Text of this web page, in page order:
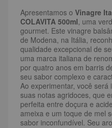
Apresentamos o Vinagre
COLAVITA 500ml, uma
gourmet. Este vinagre
de Modena, na Itália,
qualidade excepcional de
uma marca italiana de
por quatro anos em barris
seu sabor complexo e
Ao experimentar, você
suas notas agridoces, que
perfeita entre doçura e
ameixa e um toque de mel
sabor inconfundível. Seu